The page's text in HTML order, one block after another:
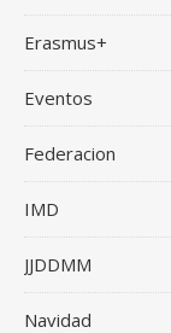
Erasmus+
Eventos
Federacion
IMD
JJDDMM
Navidad